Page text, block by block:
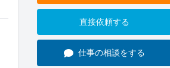
直接依頼する
仕事の相談をする